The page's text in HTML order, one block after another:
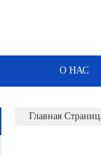
О НАС
Главная